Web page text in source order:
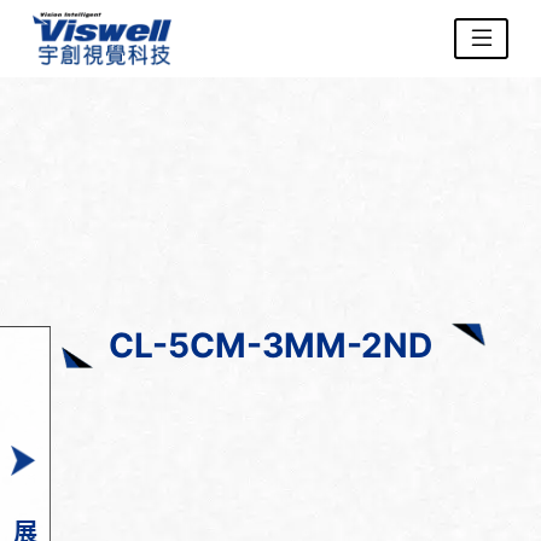
CL-5CM-3MM-2ND